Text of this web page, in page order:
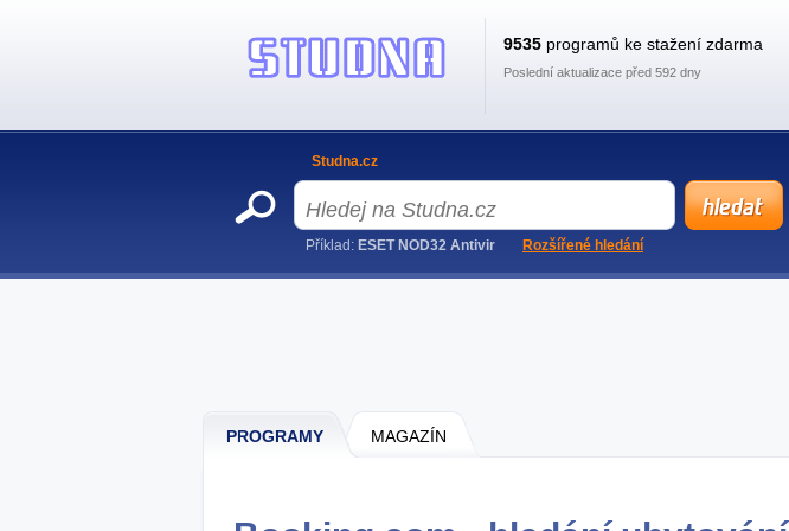
PROGRAMY MAGAZÍN
9535 programů ke stažení zdarma
Poslední aktualizace před 592 dny
Studna.cz
Příklad: ESET NOD32 Antivir Rozšířené hledání